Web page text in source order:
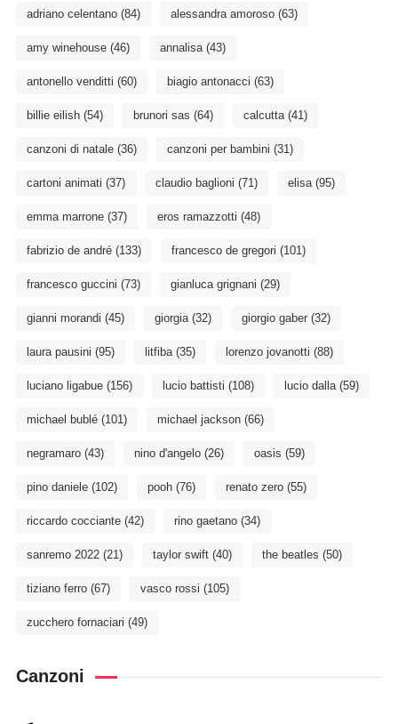
adriano celentano(84) alessandra amoroso(63)
amy winehouse(46) annalisa(43)
antonello venditti (60) biagio antonacci (63)
billie eilish(54) brunori sas (64) calcutta(41)
canzoni di natale(36) canzoni per bambini (31)
cartoni animati (37) claudio baglioni (71) elisa(95)
emma marrone(37) eros ramazzotti (48)
fabrizio de andré(133) francesco de gregori (101)
francesco guccini (73) gianluca grignani (29)
gianni morandi (45) giorgia(32) giorgio gaber(32)
laura pausini (95) litfiba(35) lorenzo jovanotti (88)
luciano ligabue(156) lucio battisti (108) lucio dalla(59)
michael bublé(101) michael jackson(66)
negramaro(43) nino d'angelo(26) oasis (59)
pino daniele(102) pooh(76) renato zero(55)
riccardo cocciante(42) rino gaetano(34)
sanremo 2022(21) taylor swift(40) the beatles (50)
tiziano ferro(67) vasco rossi (105)
zucchero fornaciari (49)
Canzoni